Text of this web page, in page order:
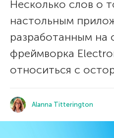
Несколько слов о
настольным
разработанным на
фреймворка
относиться с
Alanna Titterington